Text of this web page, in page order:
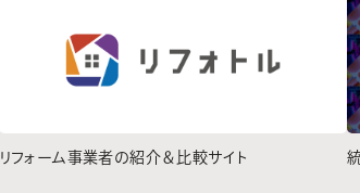
リフォーム事業者の紹介＆比較サイト